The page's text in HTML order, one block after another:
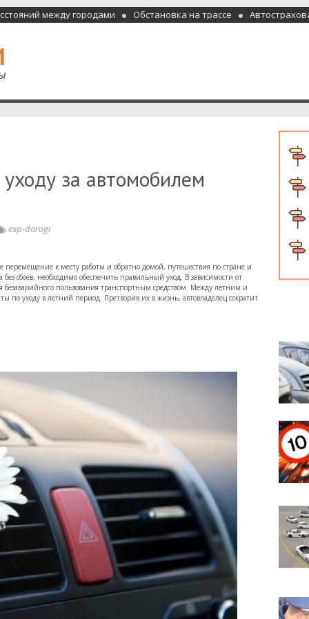
между городами Обстановка на трассе
и гостиницы
за автомобилем
exp-dorogi
к месту работы и обратно домой, путешествия по стране и
сбоев, необходимо обеспечить правильный уход. В зависимости от
безаварийного пользования транспортным средством. Между летним и
по уходу в летний период. Претворив их в жизнь, автовладелец сократит